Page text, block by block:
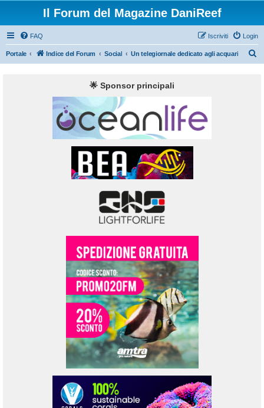
Il Forum del Magazine DaniReef
FAQ Login
Iscriviti
Portale Indice del Forum Social Un telegiornale dedicato agli acquari
🌟 Sponsor principali